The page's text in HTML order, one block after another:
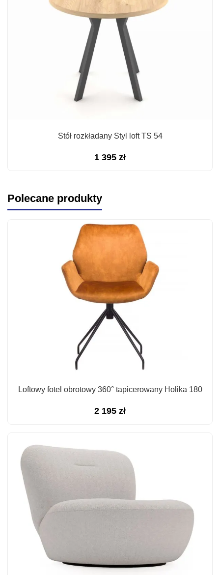
Stół rozkładany Styl loft TS 54
1 395 zł
Polecane produkty
Loftowy fotel obrotowy 360° tapicerowany Holika 180
2 195 zł